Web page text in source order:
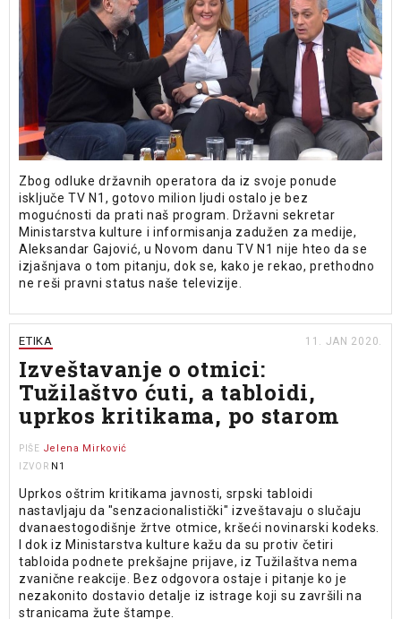
Zbog odluke državnih operatora da iz svoje ponude
isključe TV N1, gotovo milion ljudi ostalo je bez
mogućnosti da prati naš program. Državni sekretar
Ministarstva kulture i informisanja zadužen za medije,
Aleksandar Gajović, u Novom danu TV N1 nije hteo da se
izjašnjava o tom pitanju, dok se, kako je rekao, prethodno
ne reši pravni status naše televizije.
ETIKA 11. JAN 2020.
Izveštavanje o otmici:
Tužilaštvo ćuti, a tabloidi,
uprkos kritikama, po starom
PIŠE Jelena Mirković
IZVOR N1
Uprkos oštrim kritikama javnosti, srpski tabloidi
nastavljaju da "senzacionalistički" izveštavaju o slučaju
dvanaestogodišnje žrtve otmice, kršeći novinarski kodeks.
I dok iz Ministarstva kulture kažu da su protiv četiri
tabloida podnete prekšajne prijave, iz Tužilaštva nema
zvanične reakcije. Bez odgovora ostaje i pitanje ko je
nezakonito dostavio detalje iz istrage koji su završili na
stranicama žute štampe.